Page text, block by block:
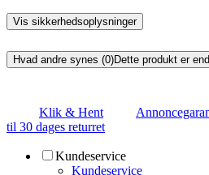
Vis sikkerhedsoplysninger
Hvad andre synes (0)Dette produkt er
Klik & Hent
til 30 dages returret
Kundeservice
Kundeservice